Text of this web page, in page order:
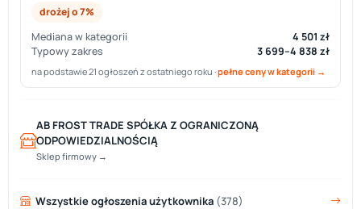
drożej o 7%
Mediana w kategorii
4 501 zł
Typowy zakres
3 699–4 838 zł
na podstawie 21 ogłoszeń z ostatniego roku ·pełne ceny w kategorii →
AB FROST TRADE SPÓŁKA Z OGRANICZONĄ
ODPOWIEDZIALNOŚCIĄ
Sklep firmowy →
Wszystkie ogłoszenia użytkownika (378)